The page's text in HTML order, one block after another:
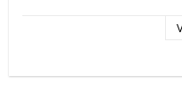
Kompatibel med:
Design: Sportig